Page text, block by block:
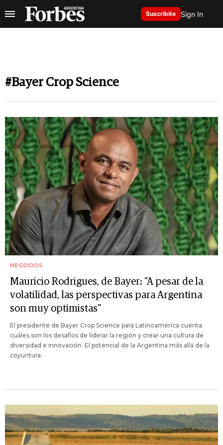
Suscribite Sign In
#Bayer Crop Science
NEGOCIOS
Mauricio Rodrigues, de Bayer: "A pesar de la
volatilidad, las perspectivas para Argentina
son muy optimistas"
El presidente de Bayer Crop Science para Latinoamérica cuenta
cuáles son los desafíos de liderar la región y crear una cultura de
diversidad e innovación. El potencial de la Argentina más allá de la
coyuntura.